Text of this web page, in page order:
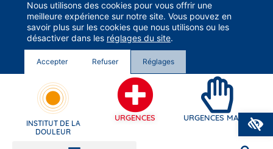
Groupe Vivalto Santé
Entre nous, la vie
INSTITUT DE LA
DOULEUR
URGENCES URGENCES MAINS
Nous utilisons des cookies pour vous offrir une
meilleure expérience sur notre site. Vous pouvez en
savoir plus sur les cookies que nous utilisons ou les
désactiver dans les réglages du site.
Accepter Refuser Réglages